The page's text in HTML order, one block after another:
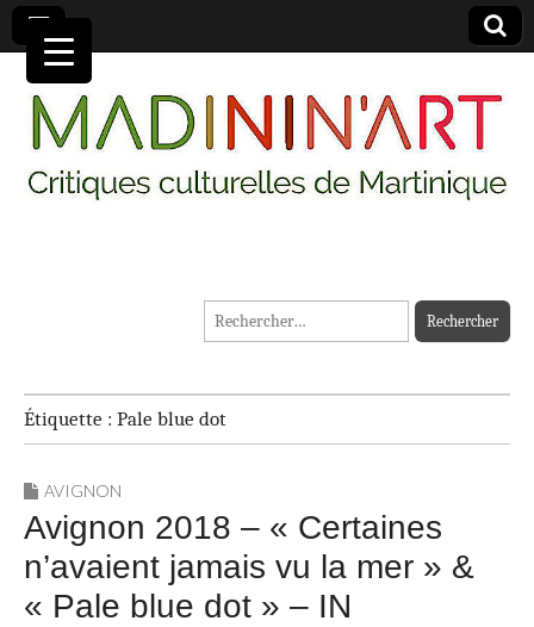
MADININ'ART
Rechercher :
Étiquette : Pale blue dot
AVIGNON
Avignon 2018 – « Certaines
n’avaient jamais vu la mer » &
« Pale blue dot » – IN